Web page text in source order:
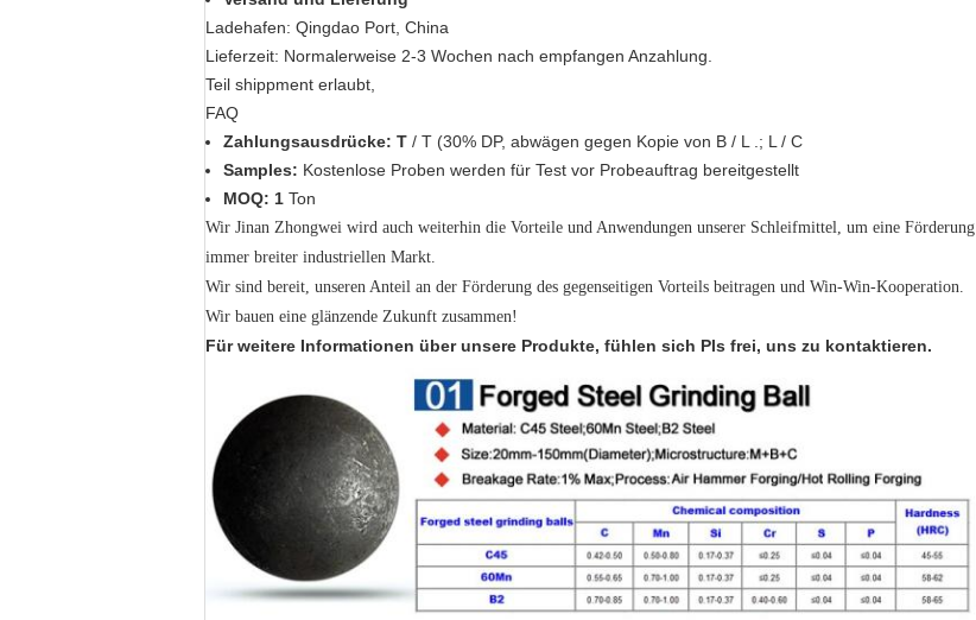
Ladehafen: Qingdao Port, China
Lieferzeit: Normalerweise 2-3 Wochen nach empfangen Anzahlung.
Teil shippment erlaubt,
FAQ
Zahlungsausdrücke: T / T (30% DP, abwägen gegen Kopie von B / L .; L / C
Samples: Kostenlose Proben werden für Test vor Probeauftrag bereitgestellt
MOQ: 1 Ton
Wir Jinan Zhongwei wird auch weiterhin die Vorteile und Anwendungen unserer Schleifmittel, um eine Förderung
immer breiter industriellen Markt.
Wir sind bereit, unseren Anteil an der Förderung des gegenseitigen Vorteils beitragen und Win-Win-Kooperation.
Wir bauen eine glänzende Zukunft zusammen!
Für weitere Informationen über unsere Produkte, fühlen sich Pls frei, uns zu kontaktieren.